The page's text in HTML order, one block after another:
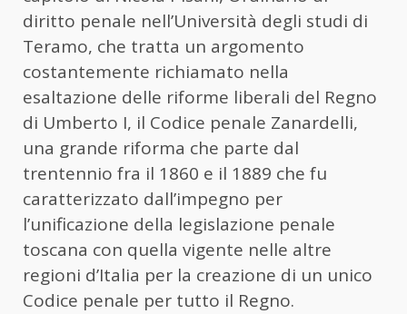
diritto penale nell’Università degli studi di
Teramo, che tratta un argomento
costantemente richiamato nella
esaltazione delle riforme liberali del Regno
di Umberto I, il Codice penale Zanardelli,
una grande riforma che parte dal
trentennio fra il 1860 e il 1889 che fu
caratterizzato dall’impegno per
l’unificazione della legislazione penale
toscana con quella vigente nelle altre
regioni d’Italia per la creazione di un unico
Codice penale per tutto il Regno.